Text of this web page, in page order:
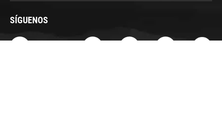
SÍGUENOS